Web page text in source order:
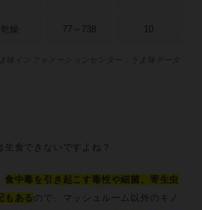
乾燥 77～738 10
生食できないですよね？
食中毒を引き起こす毒性や細菌、寄生虫
もある ので、マッシュルーム以外のキノ